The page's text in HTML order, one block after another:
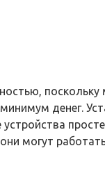
денег.
могут